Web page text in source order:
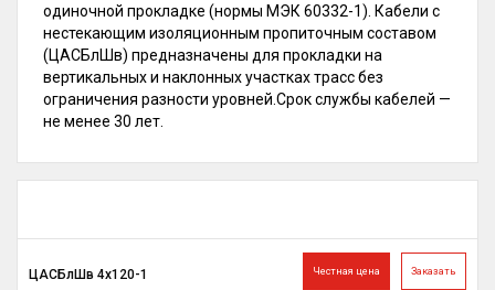
одиночной прокладке (нормы МЭК 60332-1). Кабели с
нестекающим изоляционным пропиточным составом
(ЦАСБлШв) предназначены для прокладки на
вертикальных и наклонных участках трасс без
ограничения разности уровней.Срок службы кабелей —
не менее 30 лет.
Заказать
Честная цена
ЦАСБлШв 4х120-1